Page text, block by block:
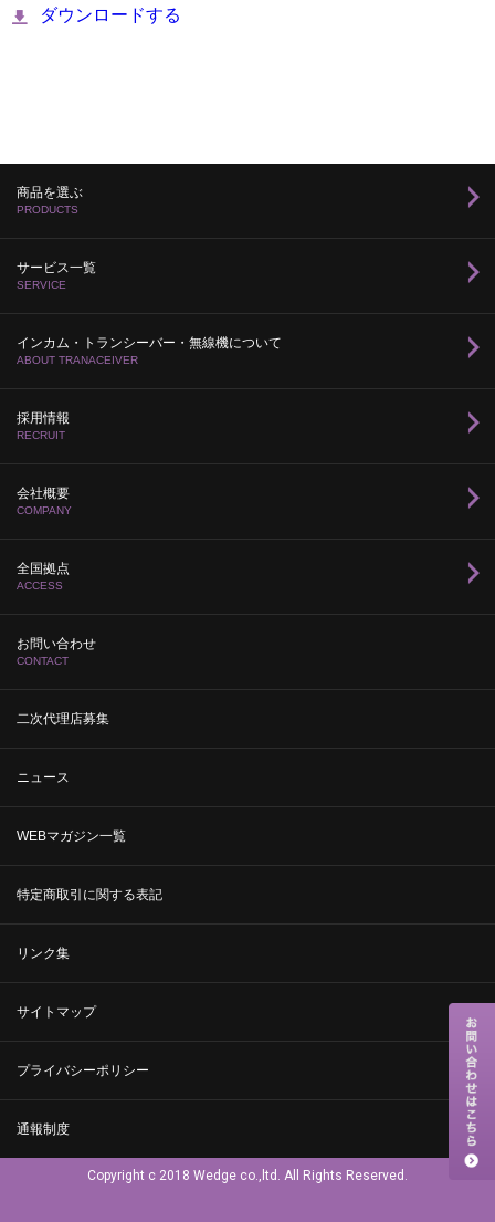
ダウンロードする
商品を選ぶ
PRODUCTS
サービス一覧
SERVICE
インカム・トランシーバー・無線機について
ABOUT TRANACEIVER
採用情報
RECRUIT
会社概要
COMPANY
全国拠点
ACCESS
お問い合わせ
CONTACT
二次代理店募集
ニュース
WEBマガジン一覧
特定商取引に関する表記
リンク集
サイトマップ
プライバシーポリシー
通報制度
Copyright c 2018 Wedge co.,ltd. All Rights Reserved.